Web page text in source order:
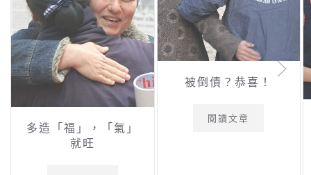
多造「福」，「氣」
就旺
被倒債？恭喜！
閱讀文章